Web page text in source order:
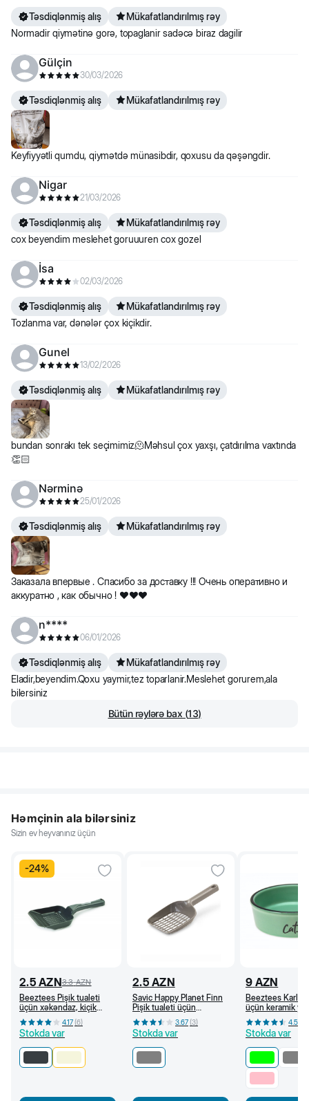
Təsdiqlənmiş alış
Mükafatlandırılmış rəy
Normadir qiymətinə gorə, topaglanir sadəcə biraz dagilir
Gülçin
30/03/2026
Təsdiqlənmiş alış Mükafatlandırılmış rəy
Keyfiyyətli qumdu, qiymətdə münasibdir, qoxusu da qəşəngdir.
Nigar
21/03/2026
Təsdiqlənmiş alış
Mükafatlandırılmış rəy
cox beyendim meslehet goruuuren cox gozel
İsa
02/03/2026
Təsdiqlənmiş alış
Mükafatlandırılmış rəy
Tozlanma var, dənələr çox kiçikdir.
Gunel
13/02/2026
Təsdiqlənmiş alış Mükafatlandırılmış rəy
bundan sonrakı tek seçimimiz🫠Məhsul çox yaxşı, çatdırılma vaxtında
👏🏻
Nərminə
25/01/2026
Təsdiqlənmiş alış Mükafatlandırılmış rəy
Заказала впервые . Спасибо за доставку !!! Очень оперативно и
аккуратно , как обычно ! ❤️❤️❤️
n****
06/01/2026
Təsdiqlənmiş alış
Mükafatlandırılmış rəy
Eladir,beyendim.Qoxu yaymir,tez toparlanir.Meslehet gorurem,ala
bilersiniz
Bütün rəylərə bax (13)
Həmçinin ala bilərsiniz
Sizin ev heyvanınız üçün
-24%
2.5 AZN3.3 AZN
Beeztees Pişik tualeti
üçün xəkəndaz, kiçik
dəlikli (Antrasit)
4.17(6)
Stokda var
2.5 AZN
Savic Happy Planet Finn
Pişik tualeti üçün
xəkəndaz, boz
3.67(3)
Stokda var
9 AZN
Beeztees Karlie
üçün keramik
250 ml (Yaşıl)
4.5
Stokda var